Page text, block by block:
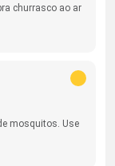
churrasco ao ar
mosquitos. Use